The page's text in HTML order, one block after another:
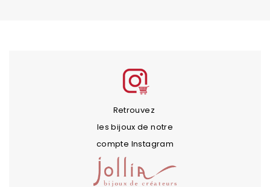
Retrouvez
les bijoux de notre
compte Instagram